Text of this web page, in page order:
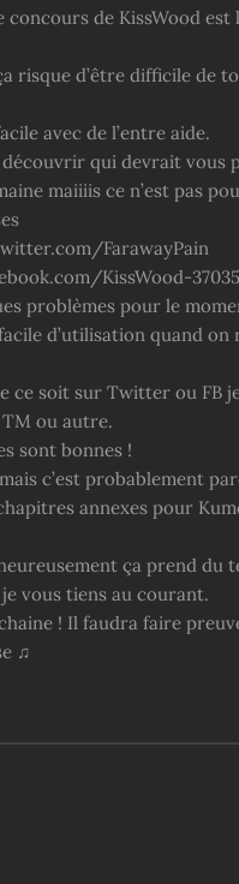
de KissWood est
risque d’être difficile de
avec de l’entre aide.
qui devrait vous
maiiiis ce n’est pas
FarawayPain
KissWood-
problèmes pour le
d’utilisation quand
ce soit sur Twitter ou FB
ou autre.
sont bonnes !
c’est probablement
annexes pour
ça prend du
vous tiens au courant.
! Il faudra faire
♫